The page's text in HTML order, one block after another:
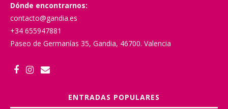
Dónde encontrarnos:
contacto@gandia.es
+34 655947881
Paseo de Germanías 35, Gandia, 46700. Valencia
ENTRADAS POPULARES